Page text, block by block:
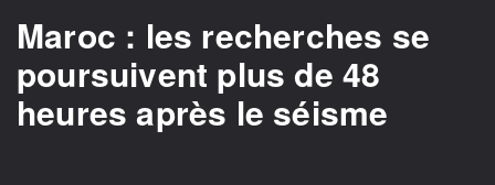
Maroc : les recherches se
poursuivent plus de 48
heures après le séisme